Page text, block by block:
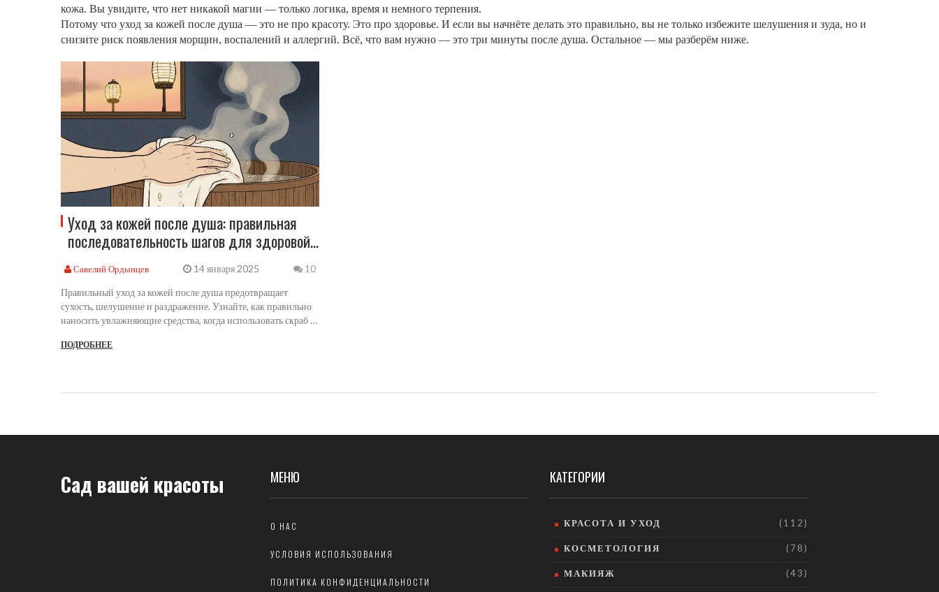
кожа. Вы увидите, что нет никакой магии — только логика, время и немного терпения.
Потому что уход за кожей после душа — это не про красоту. Это про здоровье. И если вы начнёте делать это правильно, вы не только избежите шелушения и зуда, но и
снизите риск появления морщин, воспалений и аллергий. Всё, что вам нужно — это три минуты после душа. Остальное — мы разберём ниже.
Уход за кожей после душа: правильная
последовательность шагов для здоровой
Савелий Ордынцев 14 января 2025 10
Правильный уход за кожей после душа предотвращает
сухость, шелушение и раздражение. Узнайте, как правильно
наносить увлажняющие средства, когда использовать скраб и
ПОДРОБНЕЕ
Сад вашей красоты МЕНЮ
О НАС
УСЛОВИЯ ИСПОЛЬЗОВАНИЯ
ПОЛИТИКА КОНФИДЕНЦИАЛЬНОСТИ
КАТЕГОРИИ
КРАСОТА И УХОД (112)
КОСМЕТОЛОГИЯ (78)
МАКИЯЖ (43)